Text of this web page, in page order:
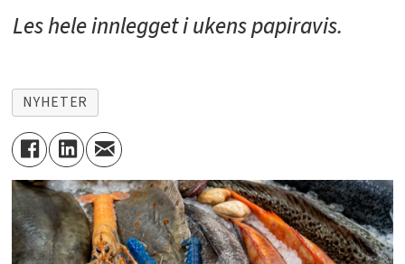
Les hele innlegget i ukens papiravis.
NYHETER